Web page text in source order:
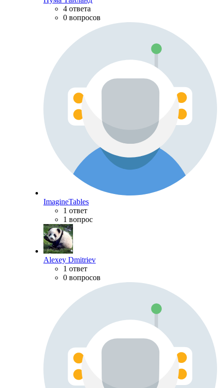
4 ответа
0 вопросов
ImagineTables
1 ответ
1 вопрос
Alexey Dmitriev
1 ответ
0 вопросов